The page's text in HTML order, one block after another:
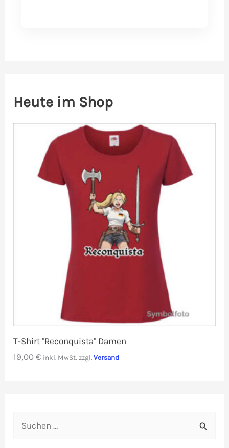
Heute im Shop
T-Shirt "Reconquista" Damen
19,00€ inkl. MwSt. zzgl.Versand